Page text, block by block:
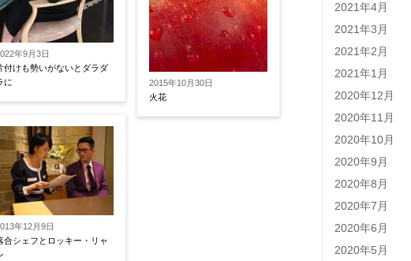
年9月3日
付けも勢いがないとダラダ
に
年12月9日
合シェフとロッキー・リャ
2015年10月30日
火花
2021年4月
2021年3月
2021年2月
2021年1月
2020年12月
2020年11月
2020年10月
2020年9月
2020年8月
2020年7月
2020年6月
2020年5月